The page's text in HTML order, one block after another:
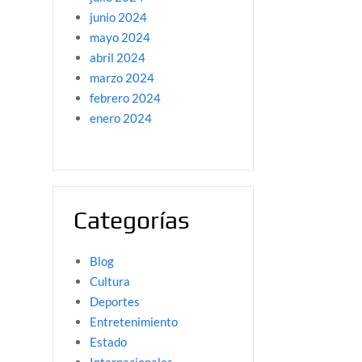
junio 2024
mayo 2024
abril 2024
marzo 2024
febrero 2024
enero 2024
Categorías
Blog
Cultura
Deportes
Entretenimiento
Estado